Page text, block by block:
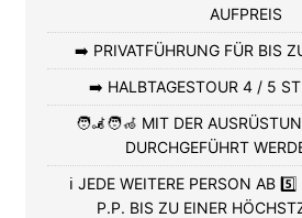
AUFPREIS
➡️ PRIVATFÜHRUNG FÜR BIS
➡️ HALBTAGESTOUR 4 / 5
🧑‍🦼🧑‍🦽 MIT DER
DURCHGEFÜHRT
ℹ️ JEDE WEITERE PERSON AB
P.P. BIS ZU EINER